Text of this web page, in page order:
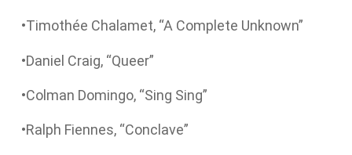
•Timothée Chalamet, “A Complete Unknown”
•Daniel Craig, “Queer”
•Colman Domingo, “Sing Sing”
•Ralph Fiennes, “Conclave”